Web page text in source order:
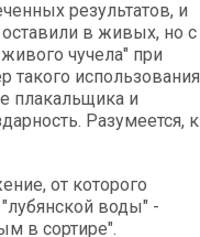
результатов, и
в живых, но с
чучела" при
такого использования
плакальщика и
Разумеется, к
от которого
воды" -
в сортире".